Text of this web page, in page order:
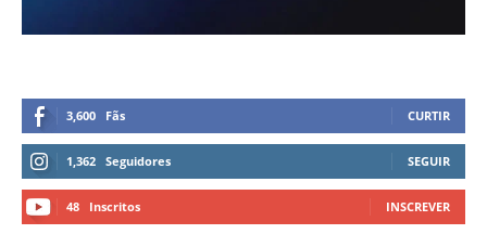
3,600 Fãs CURTIR
1,362 Seguidores SEGUIR
48 Inscritos INSCREVER